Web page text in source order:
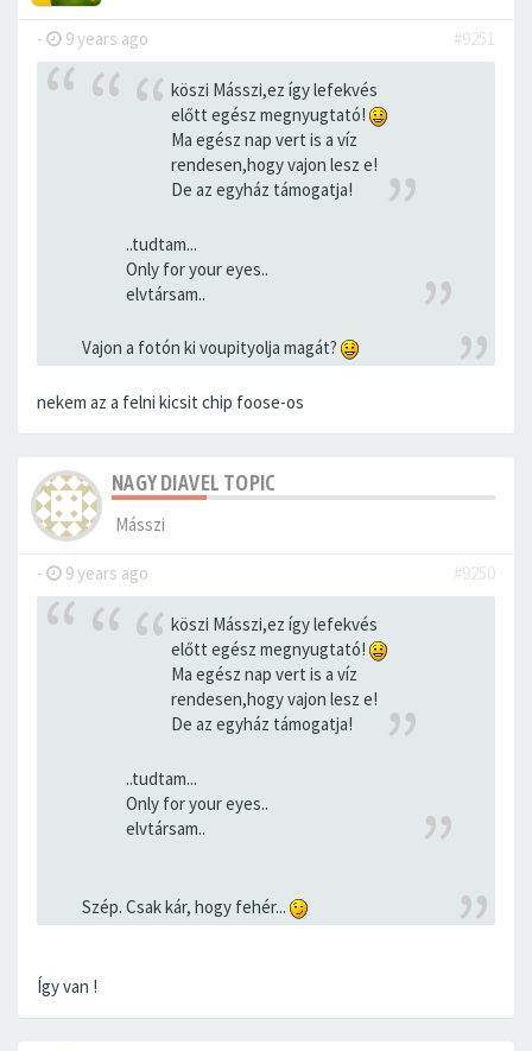
- 9 years ago #9251
köszi Másszi,ez így lefekvés
előtt egész megnyugtató!
Ma egész nap vert is a víz
rendesen,hogy vajon lesz e!
De az egyház támogatja!
..tudtam...
Only for your eyes..
elvtársam..
Vajon a fotón ki voupityolja magát?
nekem az a felni kicsit chip foose-os
NAGY DIAVEL TOPIC
Másszi
- 9 years ago #9250
köszi Másszi,ez így lefekvés
előtt egész megnyugtató!
Ma egész nap vert is a víz
rendesen,hogy vajon lesz e!
De az egyház támogatja!
..tudtam...
Only for your eyes..
elvtársam..
Szép. Csak kár, hogy fehér...
Így van !